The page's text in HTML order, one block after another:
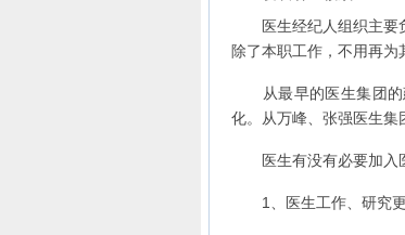
医生经纪人组织主要负
除了本职工作，不用再为
从最早的医生集团的
化。从万峰、张强医生集
医生有没有必要加入医
1、医生工作、研究更